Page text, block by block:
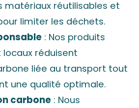
matériaux réutilisables et
limiter les déchets.
: Nos produits
réduisent
liée au transport tout
une qualité optimale.
carbone : Nous